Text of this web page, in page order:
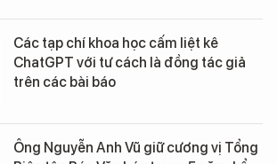
Các tạp chí khoa học cấm liệt kê
ChatGPT với tư cách là đồng tác giả
trên các bài báo
Ông Nguyễn Anh Vũ giữ cương vị Tổng